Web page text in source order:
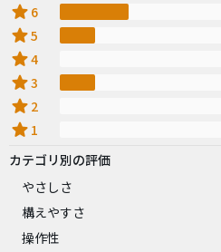
star 6
star5
star4
star3
star 2
star 1
カテゴリ別の評価
やさしさ
構えやすさ
操作性